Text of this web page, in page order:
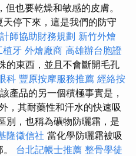
也要乾燥和敏感的皮膚。
停下來，這是我們的防守
師協助財務規劃 新竹外燴
植牙 外燴廠商 高雄辦台胞證
的東西，並且不會斷開毛孔
科 豐原按摩服務推薦 經絡按
產品的另一個積極事實是，
，其耐藥性和汗水的快速吸
別，也稱為礦物防曬霜，是
隆徵信社 當化學防曬霜被吸
台北記帳士推薦 整骨學徒